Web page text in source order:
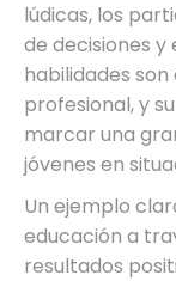
lúdicas, los
de decisiones
habilidades
profesional, y
marcar una
jóvenes en
Un ejemplo
educación a
resultados